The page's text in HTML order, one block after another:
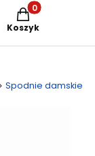
Produkty w
Koszyk
Spodnie damskie